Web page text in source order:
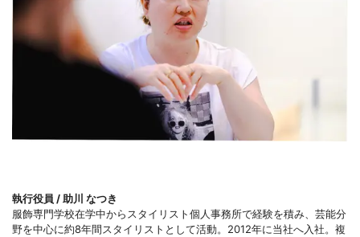
執行役員 / 助川 なつき
服飾専門学校在学中からスタイリスト個人事務所で経験を積み、芸能分
野を中心に約8年間スタイリストとして活動。2012年に当社へ入社。複